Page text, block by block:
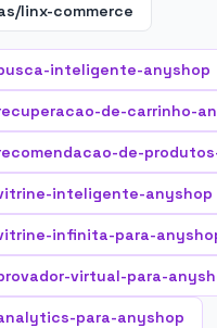
linx-commerce
inteligente-anyshop
de-carrinho-
de-
inteligente-anyshop
infinita-para-
virtual-para-
para-anyshop